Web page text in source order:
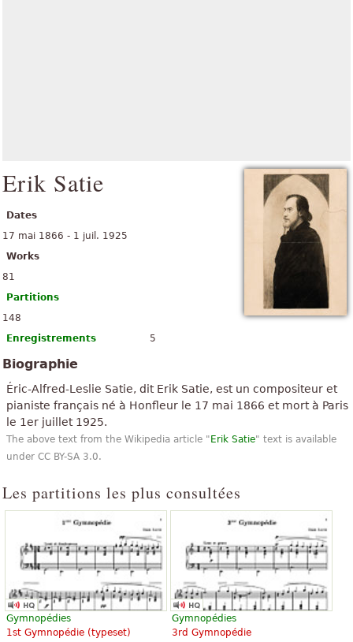
Erik Satie
Dates
17 mai 1866 - 1 juil. 1925
Works
81
Partitions
148
Enregistrements
5
Biographie
Éric-Alfred-Leslie Satie, dit Erik Satie, est un compositeur et
pianiste français né à Honfleur le 17 mai 1866 et mort à Paris
le 1er juillet 1925.
The above text from the Wikipedia article " Erik Satie" text is available
under CC BY-SA 3.0.
Les partitions les plus consultées
Gymnopédies
1st Gymnopédie (typeset)
Gymnopédies
3rd Gymnopédie